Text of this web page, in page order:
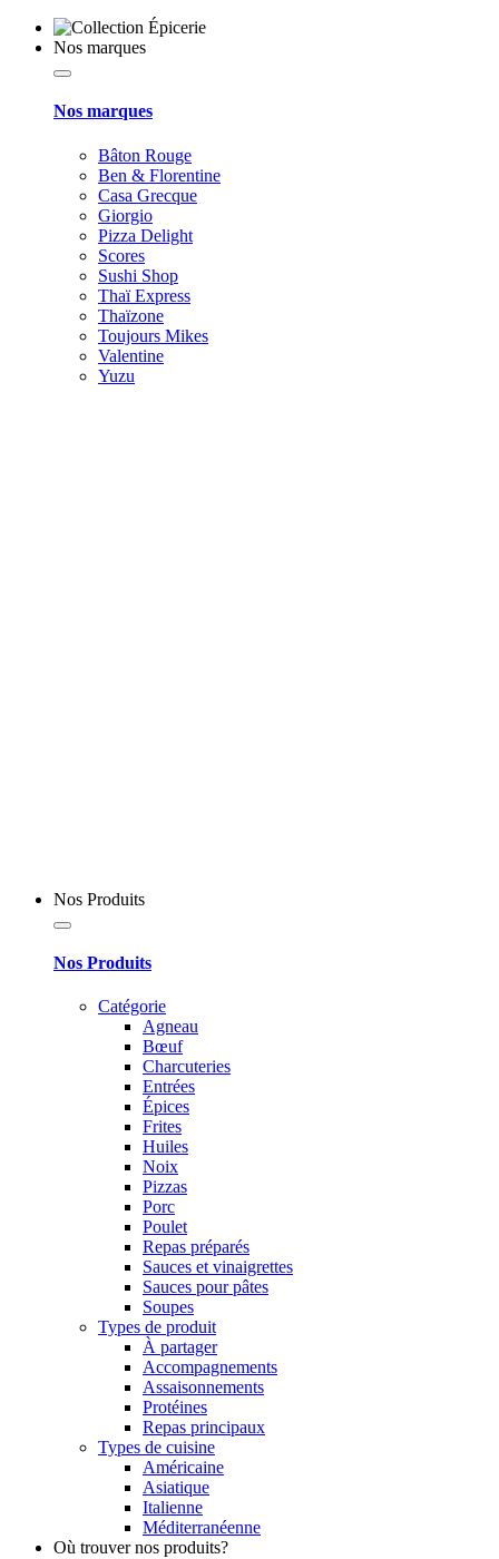
Nos marques
Nos marques
Bâton Rouge
Ben & Florentine
Casa Grecque
Giorgio
Pizza Delight
Scores
Sushi Shop
Thaï Express
Thaïzone
Toujours Mikes
Valentine
Yuzu
Nos Produits
Nos Produits
Catégorie
Agneau
Bœuf
Charcuteries
Entrées
Épices
Frites
Huiles
Noix
Pizzas
Porc
Poulet
Repas préparés
Sauces et vinaigrettes
Sauces pour pâtes
Soupes
Types de produit
À partager
Accompagnements
Assaisonnements
Protéines
Repas principaux
Types de cuisine
Américaine
Asiatique
Italienne
Méditerranéenne
Où trouver nos produits?